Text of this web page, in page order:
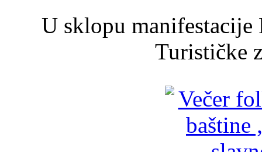
U sklopu
Turističke